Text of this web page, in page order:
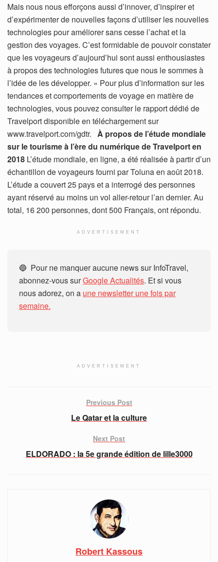
Mais nous nous efforçons aussi d’innover, d’inspirer et
d’expérimenter de nouvelles façons d’utiliser les nouvelles
technologies pour améliorer sans cesse l’achat et la
gestion des voyages. C’est formidable de pouvoir constater
que les voyageurs d’aujourd’hui sont aussi enthousiastes
à propos des technologies futures que nous le sommes à
l’idée de les développer. » Pour plus d’information sur les
tendances et comportements de voyage en matière de
technologies, vous pouvez consulter le rapport dédié de
Travelport disponible en téléchargement sur
www.travelport.com/gdtr. À propos de l’étude mondiale
sur le tourisme à l’ère du numérique de Travelport en
2018 L’étude mondiale, en ligne, a été réalisée à partir d’un
échantillon de voyageurs fourni par Toluna en août 2018.
L’étude a couvert 25 pays et a interrogé des personnes
ayant réservé au moins un vol aller-retour l’an dernier. Au
total, 16 200 personnes, dont 500 Français, ont répondu.
ADVERTISEMENT
🔵 Pour ne manquer aucune news sur InfoTravel,
abonnez-vous surGoogle Actualités. Et si vous
nous adorez, on a une newsletter une fois par
semaine.
ADVERTISEMENT
Previous Post
Le Qatar et la culture
Next Post
ELDORADO : la 5e grande édition de lille3000
Robert Kassous